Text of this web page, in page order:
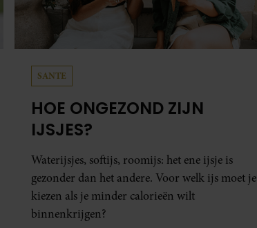
SANTE
HOE ONGEZOND ZIJN
IJSJES?
Waterijsjes, softijs, roomijs: het ene ijsje is
gezonder dan het andere. Voor welk ijs moet je
kiezen als je minder calorieën wilt
binnenkrijgen?